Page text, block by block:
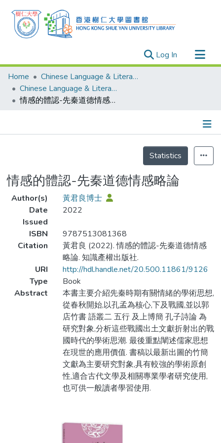
Log In (current)
Research Outputs
Researchers
Organizations
Events
Home
Chinese Language & Literature
Chinese Language & Literature - Publication
情感的體認-先秦道德情感略論
Statistics
情感的體認-先秦道德情感略論
Author(s)
黃君良博士
Date
Issued
2022
ISBN
9787513081368
Citation
黃君良 (2022). 情感的體認-先秦道德情感
略論. 知識產權出版社.
URI
http://hdl.handle.net/20.500.11861/9126
Type
Book
Abstract
本書主要介紹先秦時期有關情緒的學術思想,
從春秋開始,以孔孟為核心,下及戰國,並以郭
店竹書 語叢二 五行 及上博簡 孔子詩論 為
研究對象,分析這些戰國出土文獻折射出的戰
國時代的學術思潮. 最後重點闡述儒家思想
在現世的應用價值. 書稿以最新出圖的竹簡
文獻為主要研究對象,具有較強的學術原創
性,適合古代文學及相關專業學者研究使用,
也可供一般讀者學習使用.